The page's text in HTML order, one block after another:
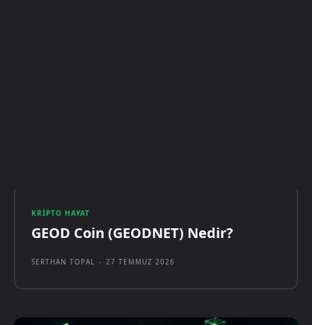
KRIPTO HAYAT
GEOD Coin (GEODNET) Nedir?
SERTHAN TOPAL - 27 TEMMUZ 2026